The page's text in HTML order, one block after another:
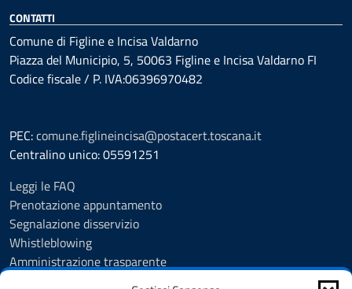
CONTATTI
Comune di Figline e Incisa Valdarno
Piazza del Municipio, 5, 50063 Figline e Incisa Valdarno FI
Codice fiscale / P. IVA:06396970482
PEC:comune.figlineincisa@postacert.toscana.it
Centralino unico: 05591251
Leggi le FAQ
Prenotazione appuntamento
Segnalazione disservizio
Whistleblowing
Amministrazione trasparente